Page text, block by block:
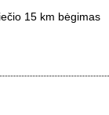
15 km bėgimas